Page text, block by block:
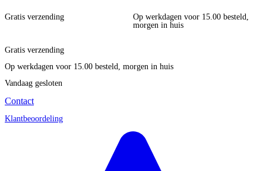
Gratis verzending
Op werkdagen voor 15.00 besteld,
morgen in huis
Gratis verzending
Op werkdagen voor 15.00 besteld, morgen in huis
Vandaag gesloten
Contact
Klantbeoordeling